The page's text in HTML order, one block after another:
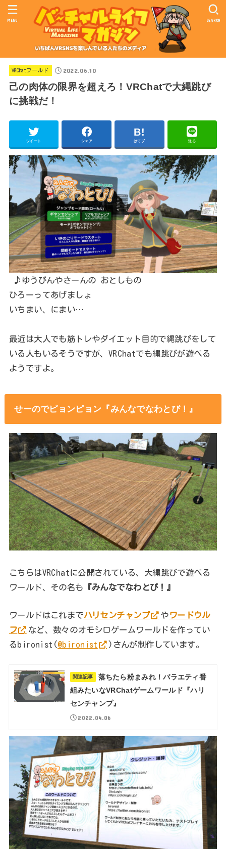
SEARCH
MENU
VRChatワールド 2022.06.10
己の肉体の限界を超えろ！VRChatで大縄跳び
に挑戦だ！
ツイート シェア はてブ 送る
♪ゆうびんやさーんの おとしもの
ひろーってあげましょ
いちまい、にまい…
最近は大人でも筋トレやダイエット目的で縄跳びをして
いる人もいるそうですが、VRChatでも縄跳びが遊べる
ようですよ。
せーのでピョンピョン『みんなでなわとび！』
こちらはVRChatに公開されている、大縄跳びで遊べる
ワールド、その名も 『みんなでなわとび！』
ワールドはこれまでハリセンチャンプ やワードウル
フ
など、数々のオモシロゲームワールドを作ってい
るbironist(@bironist )さんが制作しています。
関連記事
落ちたら粉まみれ！バラエティ番
組みたいなVRChatゲームワールド『ハリ
センチャンプ』
2022.04.06